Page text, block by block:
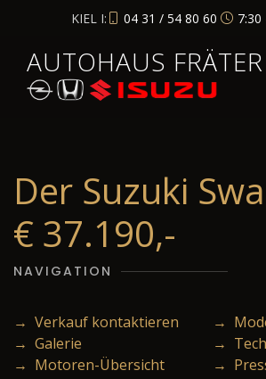
KIEL I: 04 31 / 54 80 60 7:30
AUTOHAUS FRÄTER
Der Suzuki
€ 37.190,-
NAVIGATION
→ Verkauf kontaktieren
→
→ Galerie
→
→ Motoren-Übersicht
→